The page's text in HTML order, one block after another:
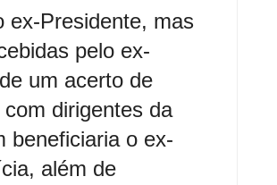
ex-Presidente, mas
pelo ex-
um acerto de
dirigentes da
beneficiaria o ex-
além de